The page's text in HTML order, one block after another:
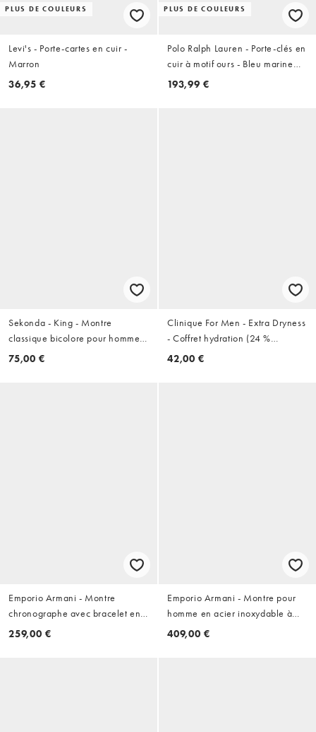
PLUS DE COULEURS
Levi's - Porte-cartes en cuir -
Marron
36,95 €
PLUS DE COULEURS
Polo Ralph Lauren - Porte-clés en
cuir à motif ours - Bleu marine
Newport
193,99 €
Sekonda - King - Montre
classique bicolore pour homme
40 mm avec bracelet en acier
75,00 €
Clinique For Men - Extra Dryness
- Coffret hydration (24 %
d'économies)
42,00 €
Emporio Armani - Montre
chronographe avec bracelet en
cuir - Argenté
259,00 €
Emporio Armani - Montre pour
homme en acier inoxydable à
mouvement chronographe - Noir
409,00 €